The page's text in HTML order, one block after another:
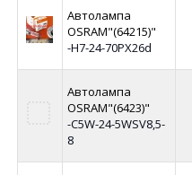
Автолампа
OSRAM"(64215)"
-Н7-24-70PX26d
Автолампа
OSRAM"(6423)"
-C5W-24-5WSV8,5-
8